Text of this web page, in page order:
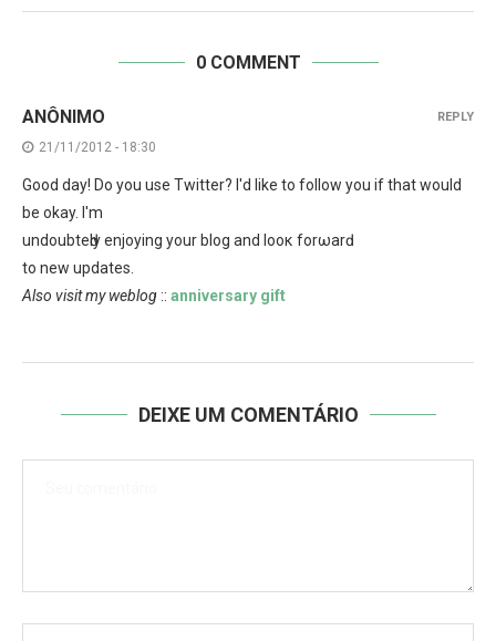
0 COMMENT
ANÔNIMO
21/11/2012 - 18:30
Goοd day! Do yοu use Twitter? Ι'd like to follow you if that would
be okay. I'm
undoubteԁly enjoyіng your blog and loоκ forωarԁ
to new updates.
Also visit my weblog :: anniversary gift
REPLY
DEIXE UM COMENTÁRIO